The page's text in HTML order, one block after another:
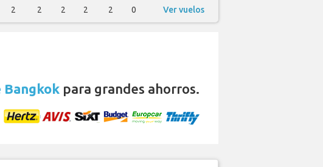
2 2 2 2 2 0 Ver vuelos
Bangkok para grandes ahorros.